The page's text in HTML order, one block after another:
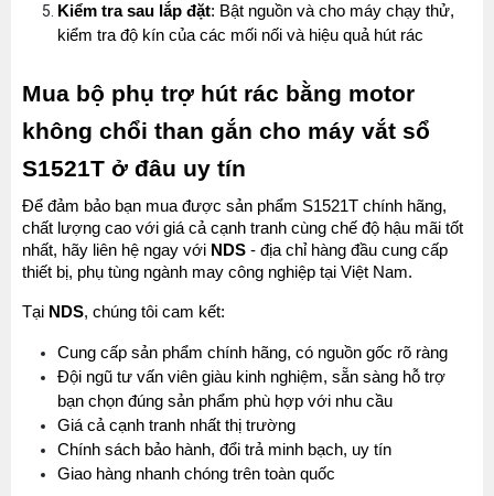
Kiểm tra sau lắp đặt: Bật nguồn và cho máy chạy thử,
kiểm tra độ kín của các mối nối và hiệu quả hút rác
Mua bộ phụ trợ hút rác bằng motor
không chổi than gắn cho máy vắt sổ
S1521T ở đâu uy tín
Để đảm bảo bạn mua được sản phẩm S1521T chính hãng,
chất lượng cao với giá cả cạnh tranh cùng chế độ hậu mãi tốt
nhất, hãy liên hệ ngay với NDS - địa chỉ hàng đầu cung cấp
thiết bị, phụ tùng ngành may công nghiệp tại Việt Nam.
Tại NDS, chúng tôi cam kết:
Cung cấp sản phẩm chính hãng, có nguồn gốc rõ ràng
Đội ngũ tư vấn viên giàu kinh nghiệm, sẵn sàng hỗ trợ
bạn chọn đúng sản phẩm phù hợp với nhu cầu
Giá cả cạnh tranh nhất thị trường
Chính sách bảo hành, đổi trả minh bạch, uy tín
Giao hàng nhanh chóng trên toàn quốc
Máy May Bao Cầm Tay: Chọn Máy Chạy Pin Hay
Chạy Điện Tốt Hơn? So Sánh Chi Tiết 2025
Thứ tư, 20/11/2024
Máy May Bao Cầm Tay Chính Hãng – Giá Rẻ,
Giá bán lẻ:
MÁY QUẤN DÂY ĐAI TỰ ĐỘNG
Đăng nhập để xem giá sỉ